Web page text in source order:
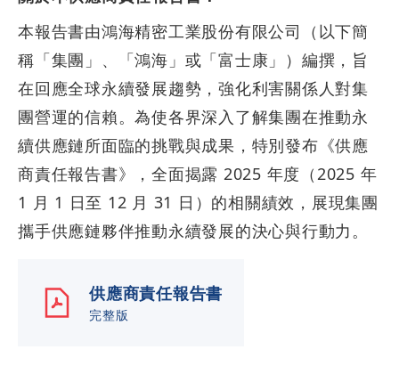
本報告書由鴻海精密工業股份有限公司（以下簡
稱「集團」、「鴻海」或「富士康」）編撰，旨
在回應全球永續發展趨勢，強化利害關係人對集
團營運的信賴。為使各界深入了解集團在推動永
續供應鏈所面臨的挑戰與成果，特別發布《供應
商責任報告書》，全面揭露 2025 年度（2025 年
1 月 1 日至 12 月 31 日）的相關績效，展現集團
攜手供應鏈夥伴推動永續發展的決心與行動力。
供應商責任報告書
完整版